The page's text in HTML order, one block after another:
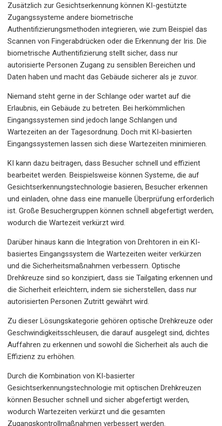
Zusätzlich zur Gesichtserkennung können KI-gestützte
Zugangssysteme andere biometrische
Authentifizierungsmethoden integrieren, wie zum Beispiel das
Scannen von Fingerabdrücken oder die Erkennung der Iris. Die
biometrische Authentifizierung stellt sicher, dass nur
autorisierte Personen Zugang zu sensiblen Bereichen und
Daten haben und macht das Gebäude sicherer als je zuvor.
Niemand steht gerne in der Schlange oder wartet auf die
Erlaubnis, ein Gebäude zu betreten. Bei herkömmlichen
Eingangssystemen sind jedoch lange Schlangen und
Wartezeiten an der Tagesordnung. Doch mit KI-basierten
Eingangssystemen lassen sich diese Wartezeiten minimieren.
KI kann dazu beitragen, dass Besucher schnell und effizient
bearbeitet werden. Beispielsweise können Systeme, die auf
Gesichtserkennungstechnologie basieren, Besucher erkennen
und einladen, ohne dass eine manuelle Überprüfung erforderlich
ist. Große Besuchergruppen können schnell abgefertigt werden,
wodurch die Wartezeit verkürzt wird.
Darüber hinaus kann die Integration von Drehtoren in ein KI-
basiertes Eingangssystem die Wartezeiten weiter verkürzen
und die Sicherheitsmaßnahmen verbessern. Optische
Drehkreuze sind so konzipiert, dass sie Tailgating erkennen und
die Sicherheit erleichtern, indem sie sicherstellen, dass nur
autorisierten Personen Zutritt gewährt wird.
Zu dieser Lösungskategorie gehören optische Drehkreuze oder
Geschwindigkeitsschleusen, die darauf ausgelegt sind, dichtes
Auffahren zu erkennen und sowohl die Sicherheit als auch die
Effizienz zu erhöhen.
Durch die Kombination von KI-basierter
Gesichtserkennungstechnologie mit optischen Drehkreuzen
können Besucher schnell und sicher abgefertigt werden,
wodurch Wartezeiten verkürzt und die gesamten
Zugangskontrollmaßnahmen verbessert werden.